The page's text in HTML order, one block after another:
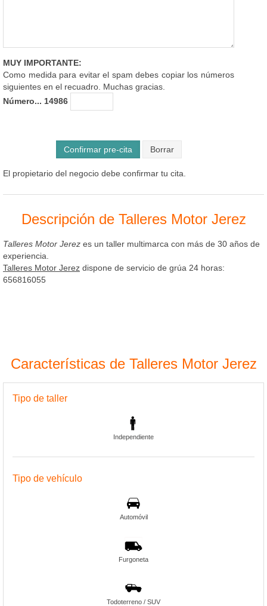
MUY IMPORTANTE:
Como medida para evitar el spam debes copiar los números
siguientes en el recuadro. Muchas gracias.
Número... 14986
Confirmar pre-cita
El propietario del negocio debe confirmar tu cita.
Descripción de Talleres Motor Jerez
Talleres Motor Jerez es un taller multimarca con más de 30 años de
experiencia.
Talleres Motor Jerez dispone de servicio de grúa 24 horas:
656816055
Características de Talleres Motor Jerez
Tipo de taller
Independiente
Tipo de vehículo
Automóvil
Furgoneta
Todoterreno / SUV